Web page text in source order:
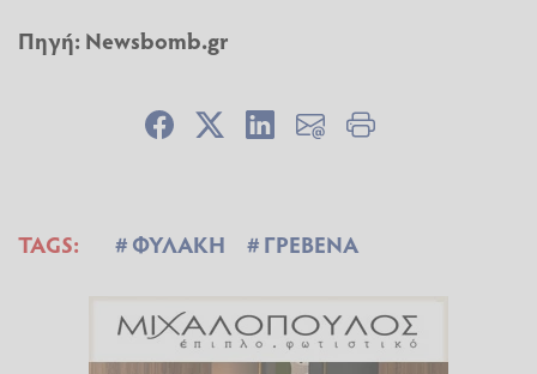
Πηγή: Newsbomb.gr
TAGS: ΦΥΛΑΚΗ ΓΡΕΒΕΝΑ